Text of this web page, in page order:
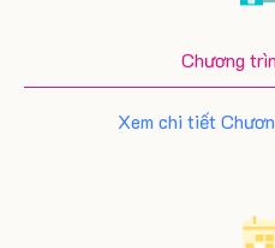
Chương
Xem chi tiết